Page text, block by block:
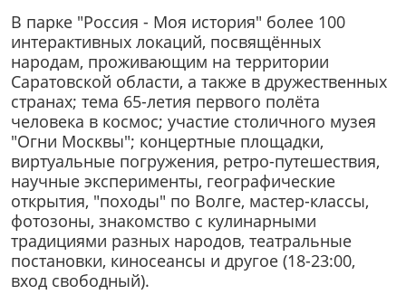
В парке "Россия - Моя история" более 100
интерактивных локаций, посвящённых
народам, проживающим на территории
Саратовской области, а также в дружественных
странах; тема 65-летия первого полёта
человека в космос; участие столичного музея
"Огни Москвы"; концертные площадки,
виртуальные погружения, ретро-путешествия,
научные эксперименты, географические
открытия, "походы" по Волге, мастер-классы,
фотозоны, знакомство с кулинарными
традициями разных народов, театральные
постановки, киносеансы и другое (18-23:00,
вход свободный).